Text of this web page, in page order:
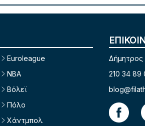
Euroleague
NBA
Βόλεϊ
Πόλο
Χάντμπολ
Δήμητρος
210 34 89